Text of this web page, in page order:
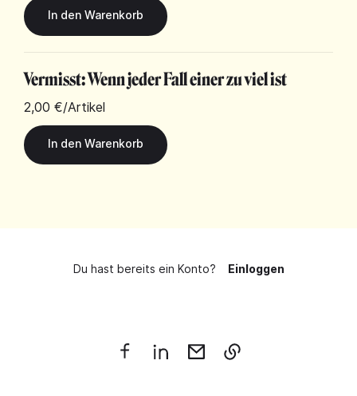
Vermisst: Wenn jeder Fall einer zu viel ist
2,00 €/Artikel
Du hast bereits ein Konto? Einloggen